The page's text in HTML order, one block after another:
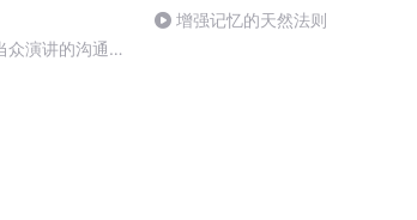
众演讲的沟通艺
增强记忆的天然法则